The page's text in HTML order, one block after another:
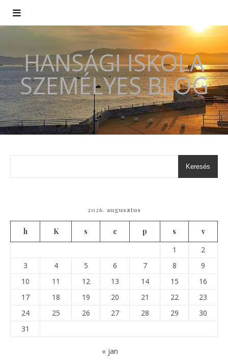
HANSÁGI ISKOLA
SZEMÉLYES BLOG
Keresés
2026. augusztus
h K s c p s
v
1
2
3
4 5 6 7 8
9
10
11 12 13 14 15
16
17
18 19 20 21 22
23
24
25 26 27 28 29
30
31
« jan